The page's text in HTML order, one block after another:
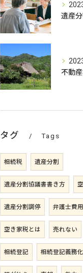
遺産
不動
タグ Tags
相続税 遺産分割
遺産分割協議書書き方
遺産分割調停 弁護士費用
空き家税とは 売れない
相続登記 相続登記義務化